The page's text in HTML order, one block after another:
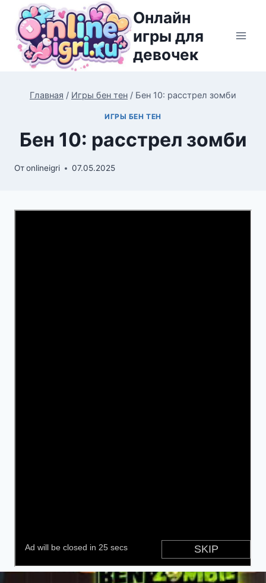
Перейти
содержимому
Онлайн
игры для
девочек
Главная / Игры бен тен / Бен 10: расстрел зомби
ИГРЫ БЕН ТЕН
Бен 10: расстрел зомби
Отonlineigri 07.05.2025